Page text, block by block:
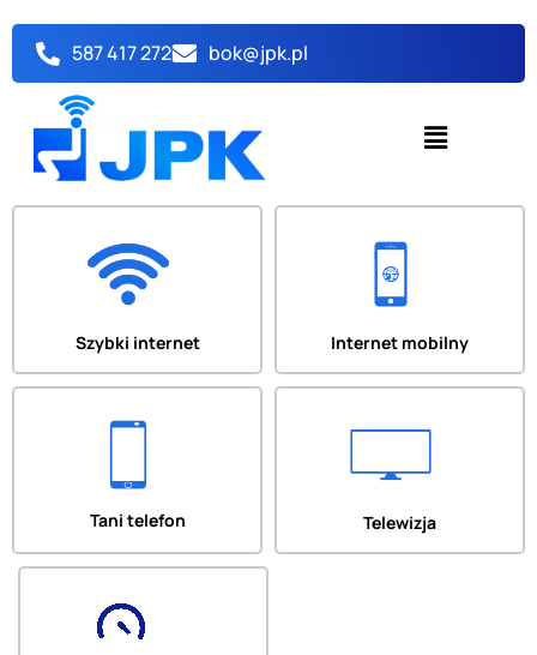
treści
587 417 272 bok@jpk.pl
Menu
Szybki internet Internet mobilny
Tani telefon Telewizja